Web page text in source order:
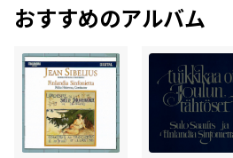
おすすめのアルバム